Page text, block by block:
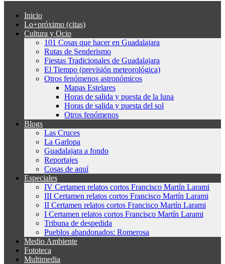
Inicio
Lo+próximo (citas)
Cultura y Ocio
101 Cosas que hacer en Guadalajara
Rutas de Senderismo
Fiestas Tradicionales de Guadalajara
El Tiempo (previsión meteorológica)
Otros fenómenos astronómicos
Mapas Estelares
Horas de salida y puesta de la luna
Horas de salida y puesta del sol
Otros fenómenos
Blogs
Las Cruces
La Garlopa
Guadalajara a fondo
Reportajes
Cosas de aquí
Especiales
IV Certamen relatos cortos Francisco Martín Larami
III Certamen relatos cortos Francisco Martín Larami
II Certamen relatos cortos Francisco Martín Larami
I Certamen relatos cortos Francisco Martín Larami
Tribuna de despedida
Pueblos abandonados: Romerosa
Medio Ambiente
Fototeca
Multimedia